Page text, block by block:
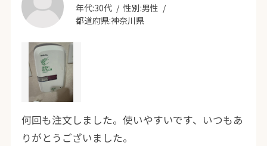
年代:30代 性別:男性
都道府県:神奈川県
何回も注文しました。使いやすいです、いつもあ
りがとうございました。